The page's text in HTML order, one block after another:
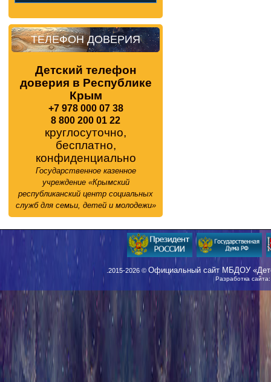
ТЕЛЕФОН ДОВЕРИЯ
Детский телефон
доверия в Республике
Крым
+7 978 000 07 38
8 800 200 01 22
круглосуточно,
бесплатно,
конфиденциально
Государственное казенное
учреждение «Крымский
республиканский центр социальных
служб для семьи, детей и молодежи»
.2015-2026 © Официальный сайт МБДОУ
Разработка